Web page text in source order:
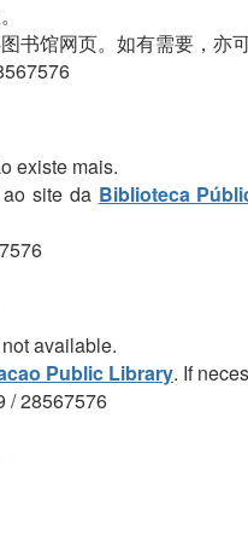
书馆网页。如有需要，亦
existe mais.
site da Biblioteca
available.
Public Library. If
/ 28567576